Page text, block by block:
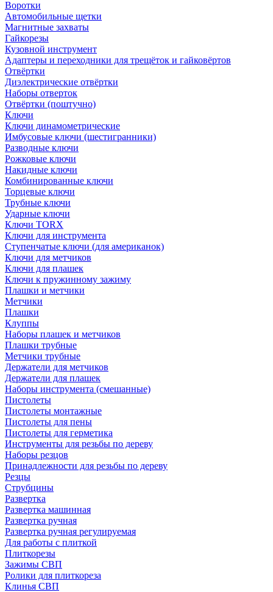
Воротки
Автомобильные щетки
Магнитные захваты
Гайкорезы
Кузовной инструмент
Адаптеры и переходники для трещёток и гайковёртов
Отвёртки
Диэлектрические отвёртки
Наборы отверток
Отвёртки (поштучно)
Ключи
Ключи динамометрические
Имбусовые ключи (шестигранники)
Разводные ключи
Рожковые ключи
Накидные ключи
Комбинированные ключи
Торцевые ключи
Трубные ключи
Ударные ключи
Ключи TORX
Ключи для инструмента
Ступенчатые ключи (для американок)
Ключи для метчиков
Ключи для плашек
Ключи к пружинному зажиму
Плашки и метчики
Метчики
Плашки
Клуппы
Наборы плашек и метчиков
Плашки трубные
Метчики трубные
Держатели для метчиков
Держатели для плашек
Наборы инструмента (смешанные)
Пистолеты
Пистолеты монтажные
Пистолеты для пены
Пистолеты для герметика
Инструменты для резьбы по дереву
Наборы резцов
Принадлежности для резьбы по дереву
Резцы
Струбцины
Развертка
Развертка машинная
Развертка ручная
Развертка ручная регулируемая
Для работы с плиткой
Плиткорезы
Зажимы СВП
Ролики для плиткореза
Клинья СВП